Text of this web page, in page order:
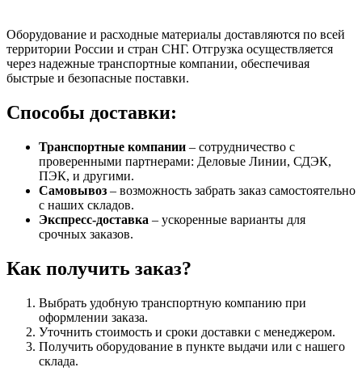
Оборудование и расходные материалы доставляются по всей
территории России и стран СНГ. Отгрузка осуществляется
через надежные транспортные компании, обеспечивая
быстрые и безопасные поставки.
Способы доставки:
Транспортные компании – сотрудничество с
проверенными партнерами: Деловые Линии, СДЭК,
ПЭК, и другими.
Самовывоз – возможность забрать заказ самостоятельно
с наших складов.
Экспресс-доставка – ускоренные варианты для
срочных заказов.
Как получить заказ?
Выбрать удобную транспортную компанию при
оформлении заказа.
Уточнить стоимость и сроки доставки с менеджером.
Получить оборудование в пункте выдачи или с нашего
склада.